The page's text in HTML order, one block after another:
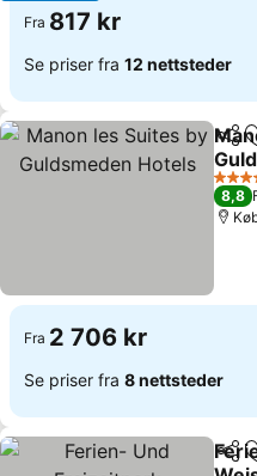
Fra 817 kr
Se priser fra 12 nettsteder
Del
5
8,8
Fra 2 706 kr
Se priser fra 8 nettsteder
Del